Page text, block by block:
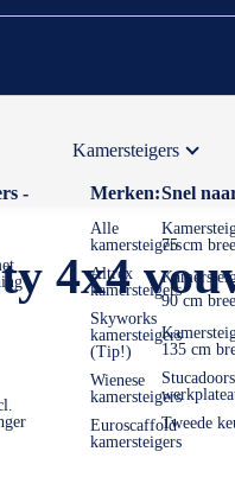
-
Kamersteigers
Merken:
Alle
kamersteigers
Altrex
kamersteigers
Skyworks
kamersteigers
(Tip!)
Wienese
kamersteigers
Euroscaffold
kamersteigers
Snel
75 cm
90 cm
135 cm
Stucadoors
Tweede
4x4